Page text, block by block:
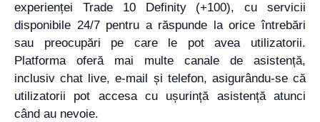
experienței Trade 10 Definity (+100), cu servicii
disponibile 24/7 pentru a răspunde la orice întrebări
sau preocupări pe care le pot avea utilizatorii.
Platforma oferă mai multe canale de asistență,
inclusiv chat live, e-mail și telefon, asigurându-se că
utilizatorii pot accesa cu ușurință asistență atunci
când au nevoie.